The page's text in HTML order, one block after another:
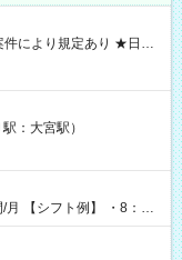
現金GET♪ お仕事後はコ
期間】試
：大宮駅）
00